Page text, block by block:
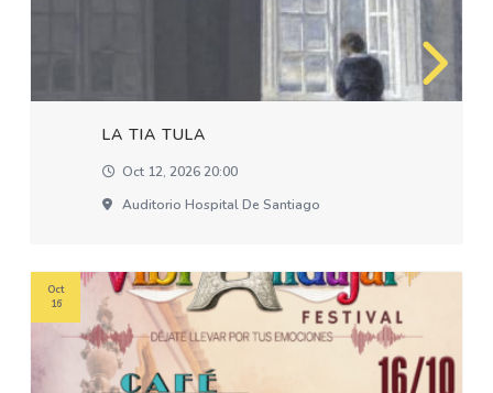
LA TIA TULA
Oct 12, 2026 20:00
Auditorio Hospital De Santiago
Oct
16